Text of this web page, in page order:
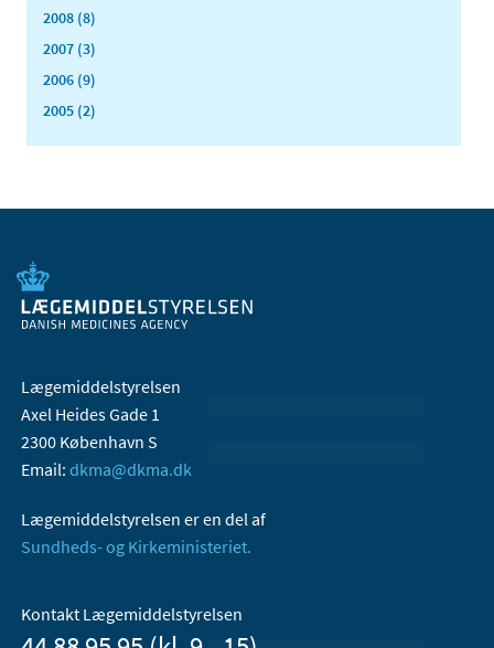
2008 (8)
2007 (3)
2006 (9)
2005 (2)
Lægemiddelstyrelsen
Axel Heides Gade 1
2300 København S
Email: dkma@dkma.dk
Lægemiddelstyrelsen er en del af
Sundheds- og Kirkeministeriet.
Kontakt Lægemiddelstyrelsen